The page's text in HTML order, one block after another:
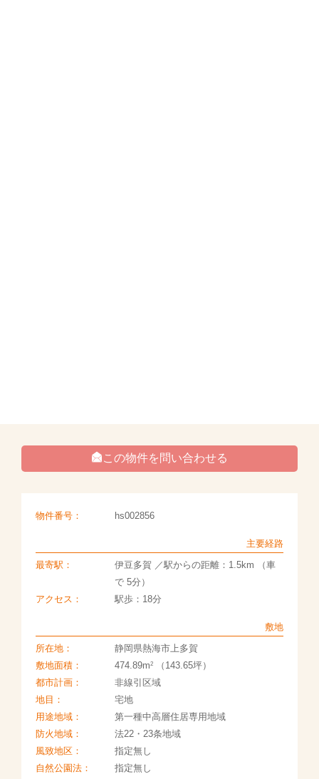
この物件を問い合わせる
物件番号： hs002856
主要経路
最寄駅：
伊豆多賀 ／駅からの距離：1.5km （車
で 5分）
アクセス：
駅歩：18分
敷地
所在地：
静岡県熱海市上多賀
敷地面積：
474.89m2（143.65坪）
都市計画：
非線引区域
地目：
宅地
用途地域：
第一種中高層住居専用地域
防火地域：
法22・23条地域
風致地区：
指定無し
自然公園法：
指定無し